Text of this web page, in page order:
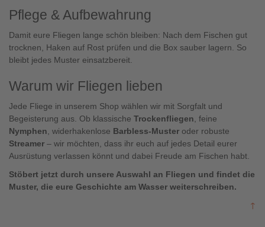
Pflege & Aufbewahrung
Damit eure Fliegen lange schön bleiben: Nach dem Fischen gut
trocknen, Haken auf Rost prüfen und die Box sauber lagern. So
bleibt jedes Muster einsatzbereit.
Warum wir Fliegen lieben
Jede Fliege in unserem Shop wählen wir mit Sorgfalt und
Begeisterung aus. Ob klassische Trockenfliegen , feine
Nymphen , widerhakenlose Barbless-Muster oder robuste
Streamer – wir möchten, dass ihr euch auf jedes Detail eurer
Ausrüstung verlassen könnt und dabei Freude am Fischen habt.
Stöbert jetzt durch unsere Auswahl an Fliegen und findet die
Muster, die eure Geschichte am Wasser weiterschreiben.
↑